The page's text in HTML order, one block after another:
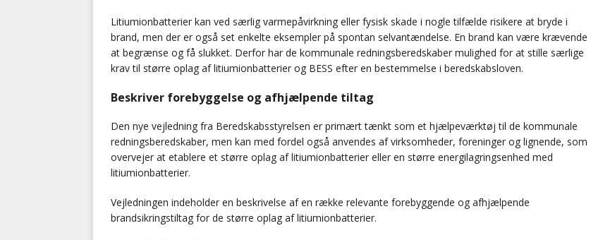
Litiumionbatterier kan ved særlig varmepåvirkning eller fysisk skade i nogle tilfælde risikere at bryde i
brand, men der er også set enkelte eksempler på spontan selvantændelse. En brand kan være krævende
at begrænse og få slukket. Derfor har de kommunale redningsberedskaber mulighed for at stille særlige
krav til større oplag af litiumionbatterier og BESS efter en bestemmelse i beredskabsloven.
Beskriver forebyggelse og afhjælpende tiltag
Den nye vejledning fra Beredskabsstyrelsen er primært tænkt som et hjælpeværktøj til de kommunale
redningsberedskaber, men kan med fordel også anvendes af virksomheder, foreninger og lignende, som
overvejer at etablere et større oplag af litiumionbatterier eller en større energilagringsenhed med
litiumionbatterier.
Vejledningen indeholder en beskrivelse af en række relevante forebyggende og afhjælpende
brandsikringstiltag for de større oplag af litiumionbatterier.